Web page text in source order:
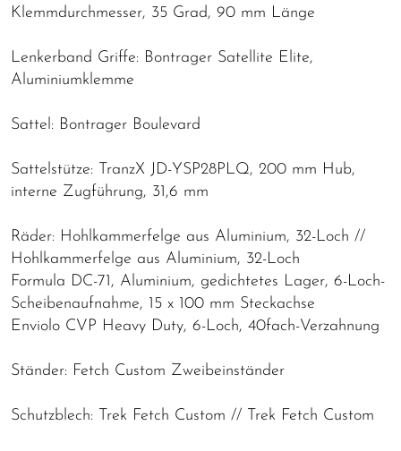
Klemmdurchmesser, 35 Grad, 90 mm Länge
Lenkerband Griffe: Bontrager Satellite Elite,
Aluminiumklemme
Sattel: Bontrager Boulevard
Sattelstütze: TranzX JD-YSP28PLQ, 200 mm Hub,
interne Zugführung, 31,6 mm
Räder: Hohlkammerfelge aus Aluminium, 32-Loch //
Hohlkammerfelge aus Aluminium, 32-Loch
Formula DC-71, Aluminium, gedichtetes Lager, 6-Loch-
Scheibenaufnahme, 15 x 100 mm Steckachse
Enviolo CVP Heavy Duty, 6-Loch, 40fach-Verzahnung
Ständer: Fetch Custom Zweibeinständer
Schutzblech: Trek Fetch Custom // Trek Fetch Custom